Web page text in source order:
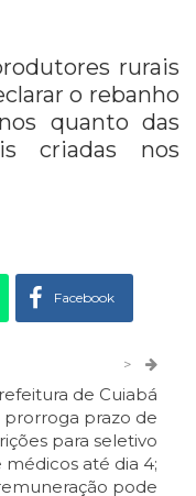
rurais
o rebanho
quanto das
criadas nos
Facebook
O email
>
de Cuiabá
prorroga prazo de
para seletivo
médicos até dia 4;
pode